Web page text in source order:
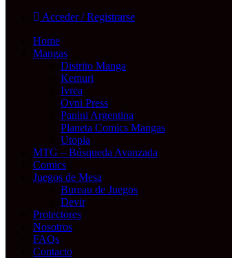
Acceder / Registrarse
Home
Mangas
Distrito Manga
Kemuri
Ivrea
Ovni Press
Panini Argentina
Planeta Comics Mangas
Utopia
MTG – Búsqueda Avanzada
Comics
Juegos de Mesa
Bureau de Juegos
Devir
Protectores
Nosotros
FAQs
Contacto